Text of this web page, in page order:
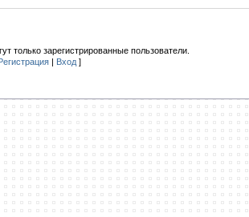
только зарегистрированные пользователи.
| Вход ]